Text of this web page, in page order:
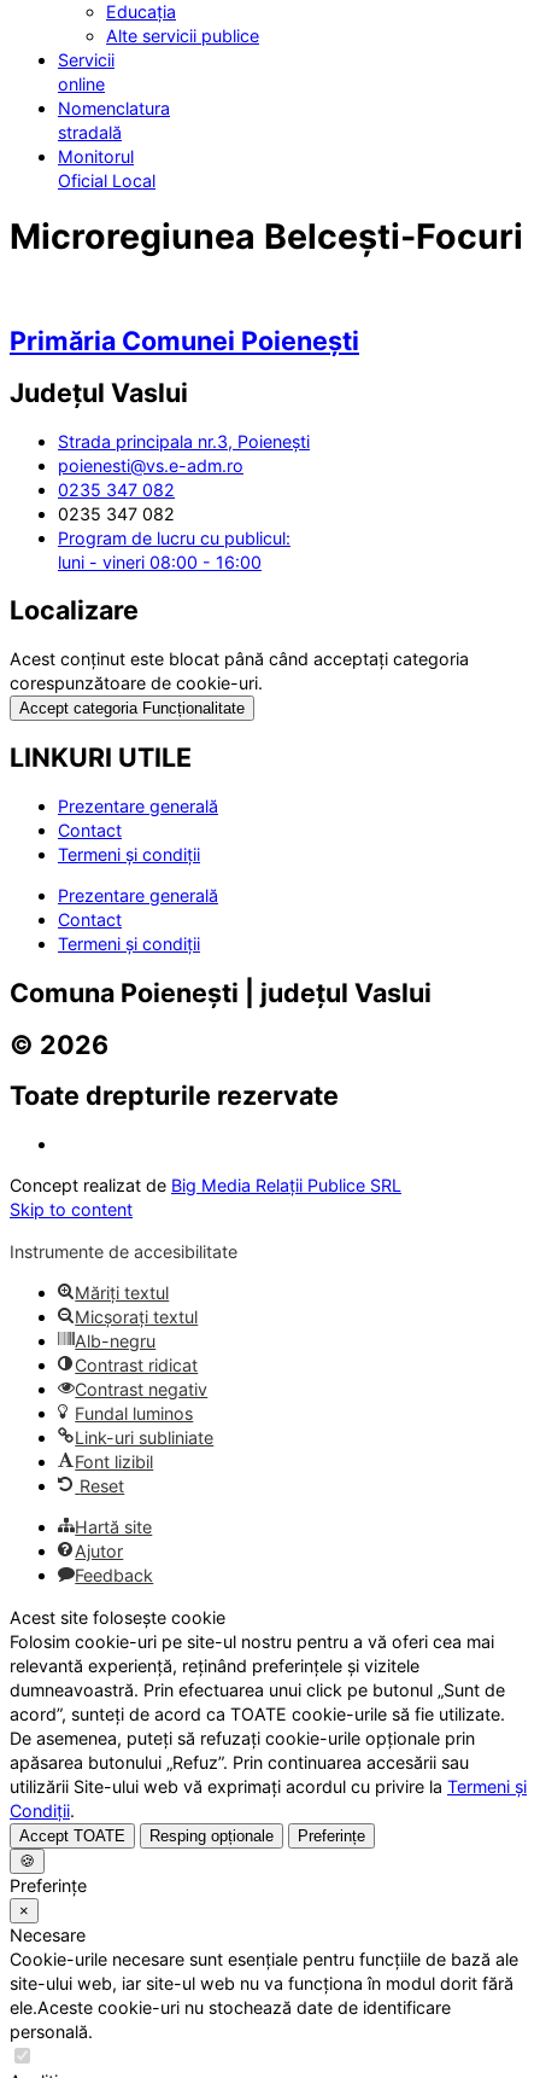
Educația
Alte servicii publice
Servicii
online
Nomenclatura
stradală
Monitorul
Oficial Local
Microregiunea Belcești-Focuri
Primăria Comunei Poienești
Județul Vaslui
Strada principala nr.3, Poienești
poienesti@vs.e-adm.ro
0235 347 082
0235 347 082
Program de lucru cu publicul:
luni - vineri 08:00 - 16:00
Localizare
Acest conținut este blocat până când acceptați categoria
corespunzătoare de cookie-uri.
Accept categoria Funcționalitate
LINKURI UTILE
Prezentare generală
Contact
Termeni și condiții
Prezentare generală
Contact
Termeni și condiții
Comuna Poienești | județul Vaslui
© 2026
Toate drepturile rezervate
Concept realizat de Big Media Relații Publice SRL
Skip to content
Instrumente de accesibilitate
Măriți textul
Micșorați textul
Alb-negru
Contrast ridicat
Contrast negativ
Fundal luminos
Link-uri subliniate
Font lizibil
Reset
Hartă site
Ajutor
Feedback
Acest site folosește cookie
Folosim cookie-uri pe site-ul nostru pentru a vă oferi cea mai
relevantă experiență, reținând preferințele și vizitele
dumneavoastră. Prin efectuarea unui click pe butonul „Sunt de
acord”, sunteți de acord ca TOATE cookie-urile să fie utilizate.
De asemenea, puteți să refuzați cookie-urile opționale prin
apăsarea butonului „Refuz”. Prin continuarea accesării sau
utilizării Site-ului web vă exprimați acordul cu privire la Termeni și
Condiții.
Accept TOATE Resping opționale
Preferințe
🍪
Preferințe
×
Necesare
Cookie-urile necesare sunt esențiale pentru funcțiile de bază ale
site-ului web, iar site-ul web nu va funcționa în modul dorit fără
ele.Aceste cookie-uri nu stochează date de identificare
personală.